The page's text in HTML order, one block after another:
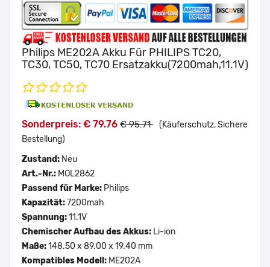
Philips ME202A Akku Für PHILIPS TC20,
TC30, TC50, TC70 Ersatzakku(7200mah,11.1V)
Sonderpreis: € 79.76 € 95.71 (Käuferschutz, Sichere
Bestellung)
Zustand: Neu
Art.-Nr.: MOL2862
Passend für Marke: Philips
Kapazität:7200mah
Spannung:11.1V
Chemischer Aufbau des Akkus: Li-ion
Maße:148.50 x 89.00 x 19.40 mm
Kompatibles Modell: ME202A